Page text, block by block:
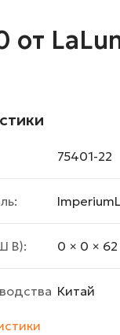
от
75401-22
В): 0 × 0 ×
Китай